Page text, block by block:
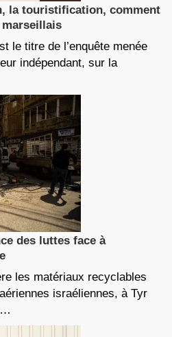
la touristification, comment
marseillais
le titre de l’enquête menée
indépendant, sur la
des luttes face à
les matériaux recyclables
israéliennes, à Tyr
…